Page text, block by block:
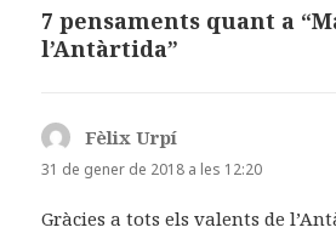
o
o
n rt
7 pensaments quant a
l’Antàrtida”
Fèlix Urpí
dit:
31 de gener de 2018 a les 12:20
Gràcies a tots els valents de